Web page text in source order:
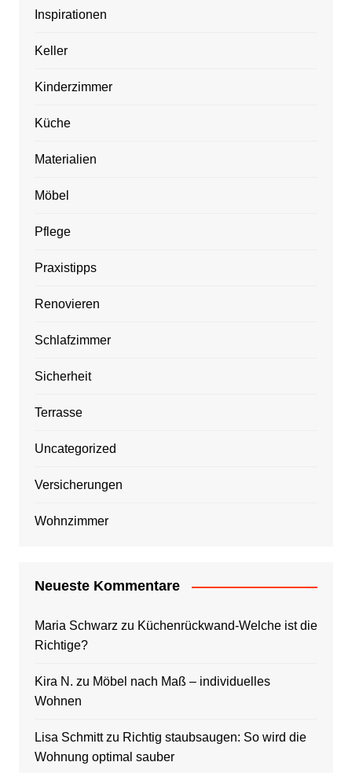
Inspirationen
Keller
Kinderzimmer
Küche
Materialien
Möbel
Pflege
Praxistipps
Renovieren
Schlafzimmer
Sicherheit
Terrasse
Uncategorized
Versicherungen
Wohnzimmer
Neueste Kommentare
Maria Schwarz zu Küchenrückwand-Welche ist die
Richtige?
Kira N. zu Möbel nach Maß – individuelles
Wohnen
Lisa Schmittzu Richtig staubsaugen: So wird die
Wohnung optimal sauber